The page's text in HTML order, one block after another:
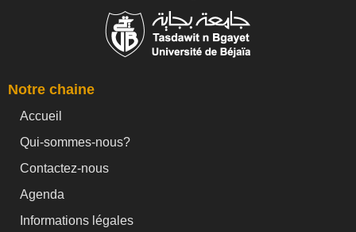
Notre chaine
Accueil
Qui-sommes-nous?
Contactez-nous
Agenda
Informations légales